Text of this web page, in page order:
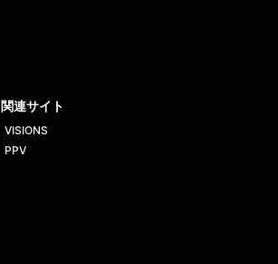
関連サイト
VISIONS
PPV